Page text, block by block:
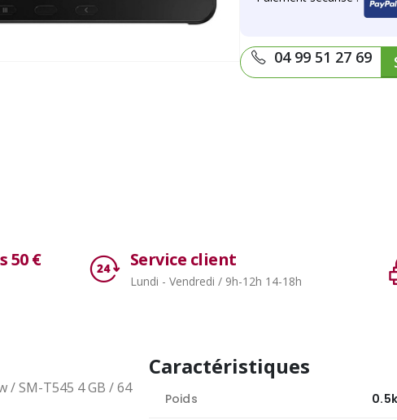
04 99 51 27 69
50 € Service client
Lundi - Vendredi / 9h-12h 14-18h
/ SM-T545 4 GB / 64
Caractéristiques
Poids